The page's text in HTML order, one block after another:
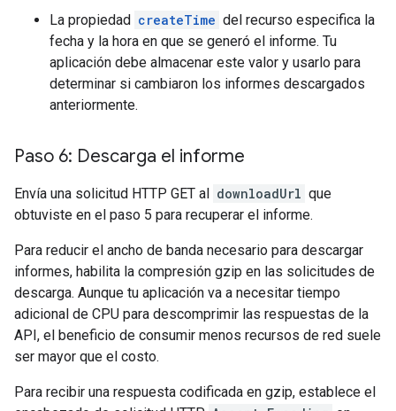
La propiedad createTime del recurso especifica la
fecha y la hora en que se generó el informe. Tu
aplicación debe almacenar este valor y usarlo para
determinar si cambiaron los informes descargados
anteriormente.
Paso 6: Descarga el informe
Envía una solicitud HTTP GET al downloadUrl que
obtuviste en el paso 5 para recuperar el informe.
Para reducir el ancho de banda necesario para descargar
informes, habilita la compresión gzip en las solicitudes de
descarga. Aunque tu aplicación va a necesitar tiempo
adicional de CPU para descomprimir las respuestas de la
API, el beneficio de consumir menos recursos de red suele
ser mayor que el costo.
Para recibir una respuesta codificada en gzip, establece el